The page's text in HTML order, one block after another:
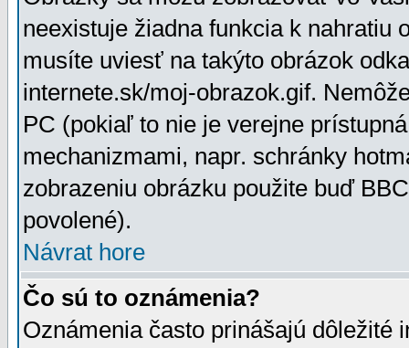
neexistuje žiadna funkcia k nahratiu
musíte uviesť na takýto obrázok
internete.sk/moj-obrazok.gif.
PC (pokiaľ to nie je verejne
mechanizmami, napr. schránky
zobrazeniu obrázku použite buď
povolené).
Návrat hore
Čo sú to oznámenia?
Oznámenia často prinášajú dôležité